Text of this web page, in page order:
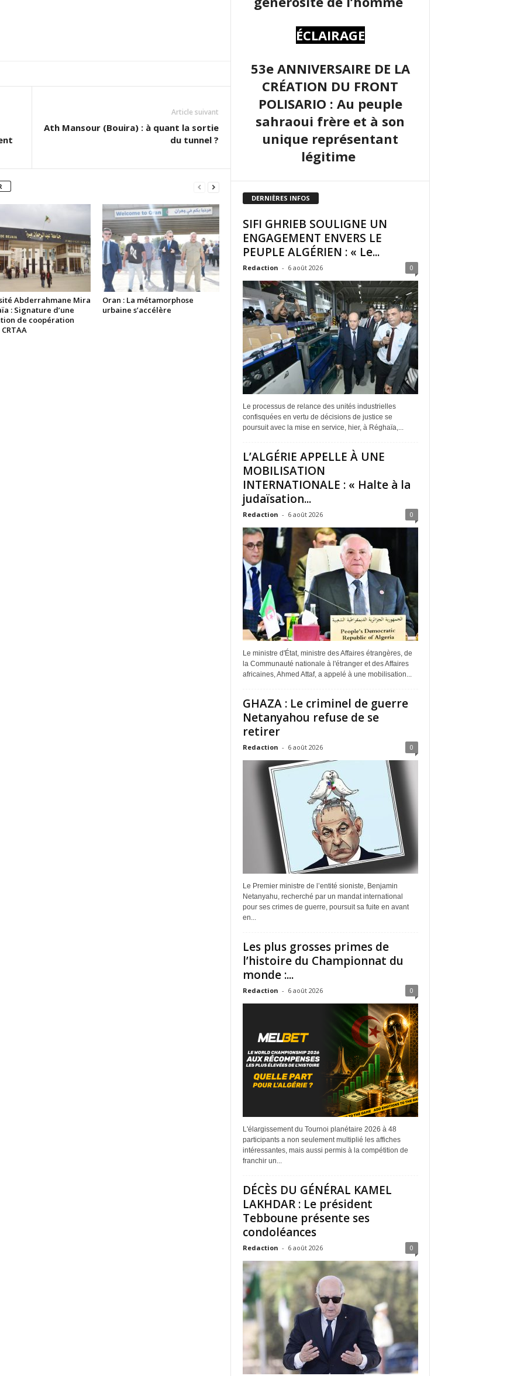
Article suivant
Ath Mansour (Bouira) : à quant la sortie
du tunnel ?
Abderrahmane Mira
: Signature d’une
de coopération
Oran : La métamorphose
urbaine s’accélère
ÉCLAIRAGE
53e ANNIVERSAIRE DE LA
CRÉATION DU FRONT
POLISARIO : Au peuple
sahraoui frère et à son
unique représentant
légitime
DERNIÈRES INFOS
SIFI GHRIEB SOULIGNE UN
ENGAGEMENT ENVERS LE
PEUPLE ALGÉRIEN : « Le...
Redaction - 6 août 2026 0
Le processus de relance des unités industrielles
confisquées en vertu de décisions de justice se
poursuit avec la mise en service, hier, à Réghaïa,...
L’ALGÉRIE APPELLE À UNE
MOBILISATION
INTERNATIONALE : « Halte à la
judaïsation...
Redaction - 6 août 2026 0
Le ministre d'État, ministre des Affaires étrangères, de
la Communauté nationale à l'étranger et des Affaires
africaines, Ahmed Attaf, a appelé à une mobilisation...
GHAZA : Le criminel de guerre
Netanyahou refuse de se
retirer
Redaction - 6 août 2026 0
Le Premier ministre de l’entité sioniste, Benjamin
Netanyahu, recherché par un mandat international
pour ses crimes de guerre, poursuit sa fuite en avant
en...
Les plus grosses primes de
l’histoire du Championnat du
monde :...
Redaction - 6 août 2026 0
L'élargissement du Tournoi planétaire 2026 à 48
participants a non seulement multiplié les affiches
intéressantes, mais aussi permis à la compétition de
franchir un...
DÉCÈS DU GÉNÉRAL KAMEL
LAKHDAR : Le président
Tebboune présente ses
condoléances
Redaction - 6 août 2026 0